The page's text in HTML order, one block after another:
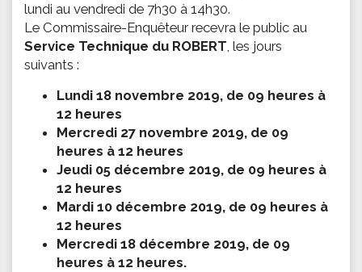
lundi au vendredi de 7h30 à 14h30.
Le Commissaire-Enquêteur recevra le public au
Service Technique du ROBERT, les jours
suivants :
Lundi 18 novembre 2019, de 09 heures à
12 heures
Mercredi 27 novembre 2019, de 09
heures à 12 heures
Jeudi 05 décembre 2019, de 09 heures à
12 heures
Mardi 10 décembre 2019, de 09 heures à
12 heures
Mercredi 18 décembre 2019, de 09
heures à 12 heures.